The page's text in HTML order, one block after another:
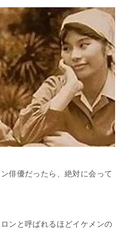
俳優だったら、絶対に会って
ンと呼ばれるほどイケメンの